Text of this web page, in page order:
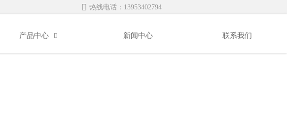
 热线电话：13953402794
产品中心  新闻中心 联系我们